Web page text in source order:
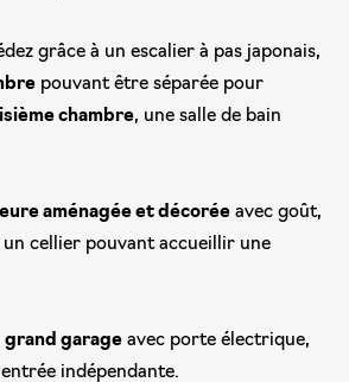
grâce à un escalier à pas japonais,
pouvant être séparée pour
chambre, une salle de bain
aménagée et décorée avec goût,
un cellier pouvant accueillir une
grand garage avec porte électrique,
indépendante.